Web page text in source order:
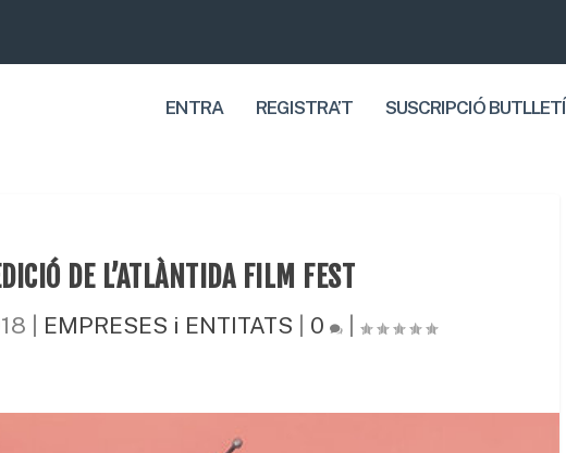
ENTRA REGISTRA’T SUSCRIPCIÓ BUTLLETÍ
DE L’ATLÀNTIDA FILM FEST
EMPRESES i ENTITATS 0 |